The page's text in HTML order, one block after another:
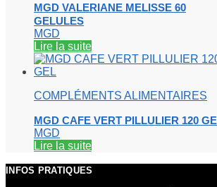
MGD VALERIANE MELISSE 60
GELULES
MGD
Lire la suite
COMPLÉMENTS ALIMENTAIRES
MGD CAFE VERT PILLULIER 120
MGD
Lire la suite
INFOS PRATIQUES